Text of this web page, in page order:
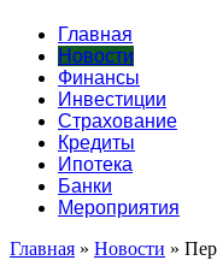
Главная
Новости
Финансы
Инвестиции
Страхование
Кредиты
Ипотека
Банки
Мероприятия
Главная » Новости »